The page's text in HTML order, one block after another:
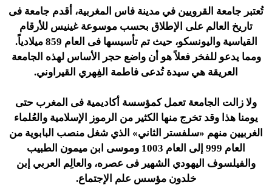
تُعتبر جامعة القرويين في مدينة فاس المغربية، أقدم جامعة فى
تاريخ العالم على الإطلاق بحسب موسوعة غينيس للأرقام
القياسية واليونسكو، حيث تم تأسيسها فى العام 859 ميلادياً.
ومما يدعو للفخر فعلاً هو أن واضع حجر الأساس لهذه الجامعة
العريقة هي سيدة تُدعى فاطمة الفِهري القيراوني.
ولا زالت الجامعة تعمل كمؤسسة أكاديمية فى المغرب حتى
يومنا هذا وقد تخرج منها الكثير من الرموز الإسلامية والعُلماء
الغربيين منهم «سلفستر الثاني» الذي شغل منصب البابوية من
العام 999 إلى العام 1003 وموسى ابن ميمون الطبيب
والفيلسوف اليهودي الشهير فى عصره، والعالِم العربي إبن
خلدون مؤسس علم الإجتماع.